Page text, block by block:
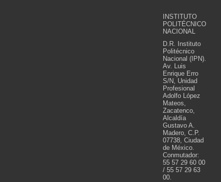
INSTITUTO
POLITÉCNICO
NACIONAL
D.R. Instituto
Politécnico
Nacional (IPN).
Av. Luis
Enrique Erro
S/N, Unidad
Profesional
Adolfo López
Mateos,
Zacatenco,
Alcaldía
Gustavo A.
Madero, C.P.
07738, Ciudad
de México.
Conmutador:
55 57 29 60 00
/ 55 57 29 63
00.